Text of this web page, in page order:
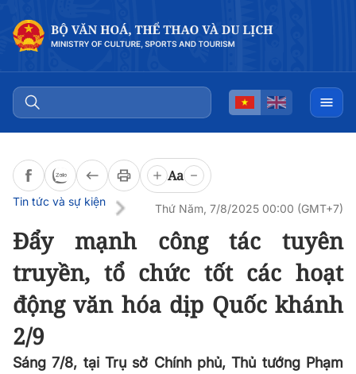
Aa
Tin tức và sự kiện
Thứ Năm, 7/8/2025 00:00 (GMT+7)
Đẩy mạnh công tác tuyên
truyền, tổ chức tốt các hoạt
động văn hóa dịp Quốc khánh
2/9
Sáng 7/8, tại Trụ sở Chính phủ, Thủ tướng Phạm
Đọc bài